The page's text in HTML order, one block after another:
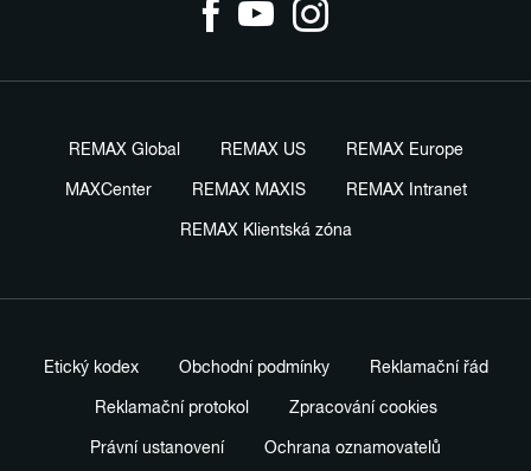
REMAX Global REMAX US REMAX Europe
MAXCenter REMAX MAXIS REMAX Intranet
REMAX Klientská zóna
Etický kodex Obchodní podmínky Reklamační řád
Reklamační protokol Zpracování cookies
Právní ustanovení Ochrana oznamovatelů